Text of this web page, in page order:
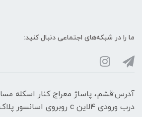
ما را در شبکه‌های اجتماعی دنبال کنید:
آدرس:قشم، پاساژ معراج کنار اسکله
درب ورودی ۴لاین c روبروی اسانسور پلاک۱۴۳7 دنیای جهاز